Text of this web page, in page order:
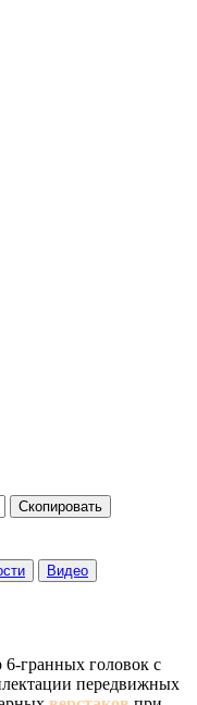
Скопировать
Видео
6-гранных головок с
передвижных